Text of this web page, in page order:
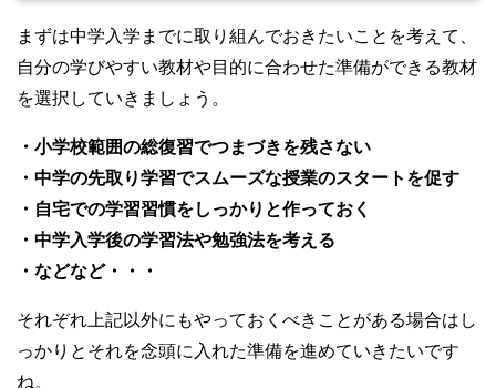
まずは中学入学までに取り組んでおきたいことを考えて、
自分の学びやすい教材や目的に合わせた準備ができる教材
を選択していきましょう。
・小学校範囲の総復習でつまづきを残さない
・中学の先取り学習でスムーズな授業のスタートを促す
・自宅での学習習慣をしっかりと作っておく
・中学入学後の学習法や勉強法を考える
・などなど・・・
それぞれ上記以外にもやっておくべきことがある場合はし
っかりとそれを念頭に入れた準備を進めていきたいです
ね。